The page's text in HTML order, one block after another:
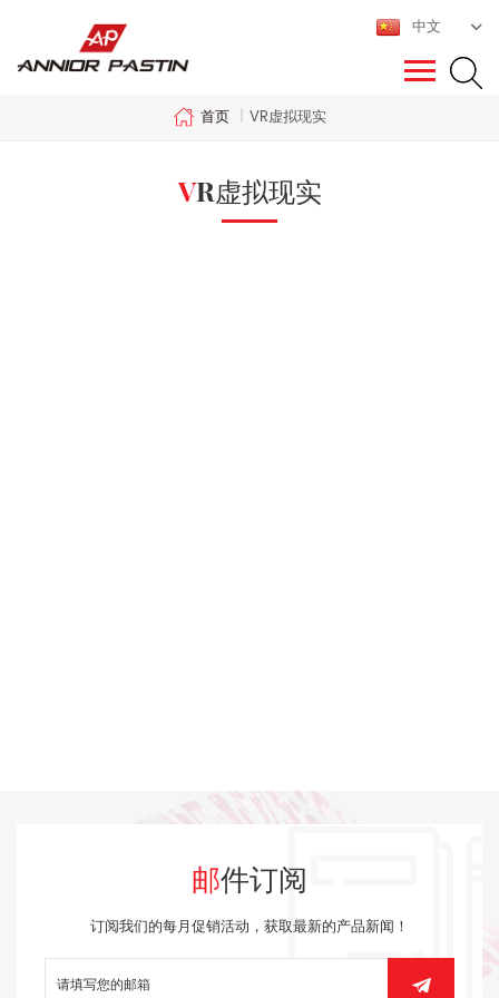
中文
首页 | VR虚拟现实
VR虚拟现实
邮件订阅
订阅我们的每月促销活动，获取最新的产品新闻！